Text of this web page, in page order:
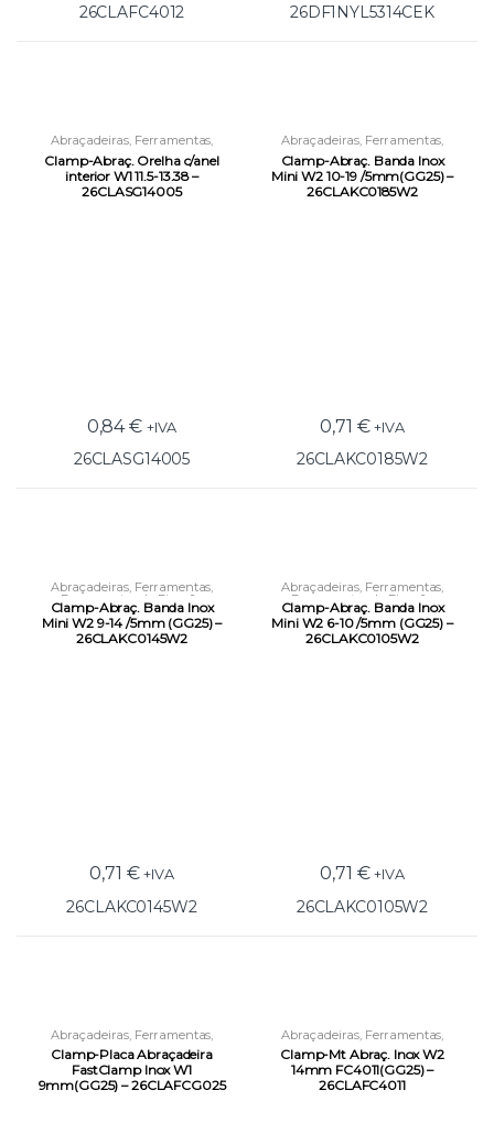
26CLAFC4012 26DF1NYL5314CEK
Abraçadeiras, Ferramentas,
Ferramentas de Fixação
Clamp-Abraç. Orelha c/anel
interior W1 11.5-13.38 –
26CLASG14005
0,84€ +IVA
26CLASG14005
Abraçadeiras, Ferramentas,
Ferramentas de Fixação
Clamp-Abraç. Banda Inox
Mini W2 10-19 /5mm(GG25) –
26CLAKC0185W2
0,71 € +IVA
26CLAKC0185W2
Abraçadeiras, Ferramentas,
Ferramentas de Fixação
Clamp-Abraç. Banda Inox
Mini W2 9-14 /5mm (GG25) –
26CLAKC0145W2
0,71 € +IVA
26CLAKC0145W2
Abraçadeiras, Ferramentas,
Ferramentas de Fixação
Clamp-Abraç. Banda Inox
Mini W2 6-10 /5mm (GG25) –
26CLAKC0105W2
0,71 € +IVA
26CLAKC0105W2
Abraçadeiras Ferramentas
Ferramentas de Fixação
Clamp-Placa Abraçadeira
FastClamp Inox W1
9mm(GG25) – 26CLAFCG025
Abraçadeiras Ferramentas
Ferramentas de Fixação
Clamp-Mt Abraç. Inox W2
14mm FC4011(GG25) –
26CLAFC4011